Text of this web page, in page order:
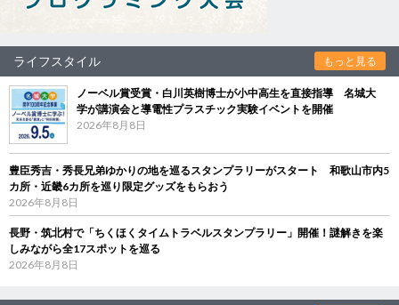
ライフスタイル もっと見る
ノーベル賞受賞・白川英樹博士が小中高生を直接指導 名城大
学が講演会と導電性プラスチック実験イベントを開催
2026年8月8日
豊臣秀吉・秀長兄弟ゆかりの地を巡るスタンプラリーがスタート 和歌山市内5
カ所・近畿6カ所を巡り限定グッズをもらおう
2026年8月8日
長野・筑北村で「ちくほくタイムトラベルスタンプラリー」開催！謎解きを楽
しみながら全17スポットを巡る
2026年8月8日